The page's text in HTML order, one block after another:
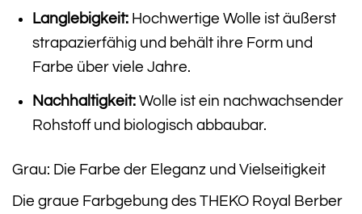
Langlebigkeit:Hochwertige Wolle ist äußerst
strapazierfähig und behält ihre Form und
Farbe über viele Jahre.
Nachhaltigkeit:Wolle ist ein nachwachsender
Rohstoff und biologisch abbaubar.
Grau: Die Farbe der Eleganz und Vielseitigkeit
Die graue Farbgebung des THEKO Royal Berber